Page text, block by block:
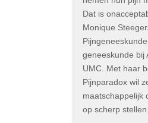
Dat is
Monique
geneeskunde bij
UMC. Met haar
Pijnparadox wil
maatschappelijk
op scherp stellen.